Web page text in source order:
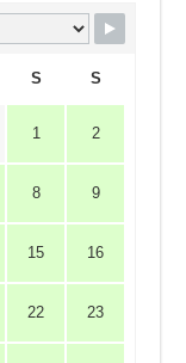
S S
1 2
8 9
15 16
22 23